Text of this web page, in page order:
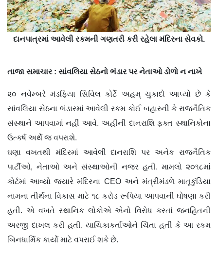
દાનપાત્રમાં આવેલી રકમની ગણતરી કરી રહેલા મંદિરના સેવકો.
તાજા સમાચાર : સાંવલિયા સેઠનો ભંડાર પર નેતાઓ ડોળો ન નાખે
૨૦ નવેમ્બરે મંડફિયા સિવિલ કોર્ટે અહમ્ ચુકાદો આપ્યો છે કે
સાંવલિયા સેઠના ભંડારમાં આવેલી રકમ કોઈ બહારની કે રાજનૈતિક
સંસ્થાને આપવામાં નહીં આવે. અહીંની દાનરાશિ ફક્ત સ્થાનિકોના
ઉત્કર્ષ અર્થે જ વપરાશે.
ઘણા વખતથી મંદિરમાં આવેલી દાનરાશિ પર અનેક રાજનૈતિક
પાર્ટીઓ, નેતાઓ અને સંસ્થાઓની નજર હતી. મામલો ૨૦૧૮માં
કોર્ટમાં આવ્યો જ્યારે મંદિરના CEO અને મંત્રીમંડળે માતૃકુંડિયા
નામના તીર્થના વિકાસ માટે ૧૮ કરોડ રૂપિયા આપવાની ઘોષણા કરી
હતી. એ વખતે સ્થાનિક લોકોએ એનો વિરોધ કરતાં જનહિતની
અરજી દાખલ કરી હતી. યાચિકાકર્તાઓને ચિંતા હતી કે આ રકમ
બિનધાર્મિક કાર્યો માટે વપરાઈ શકે છે.